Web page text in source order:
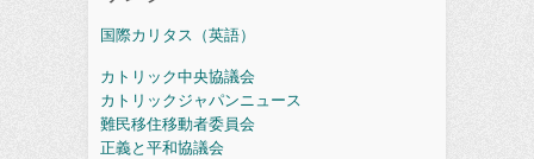
国際カリタス（英語）
カトリック中央協議会
カトリックジャパンニュース
難民移住移動者委員会
正義と平和協議会